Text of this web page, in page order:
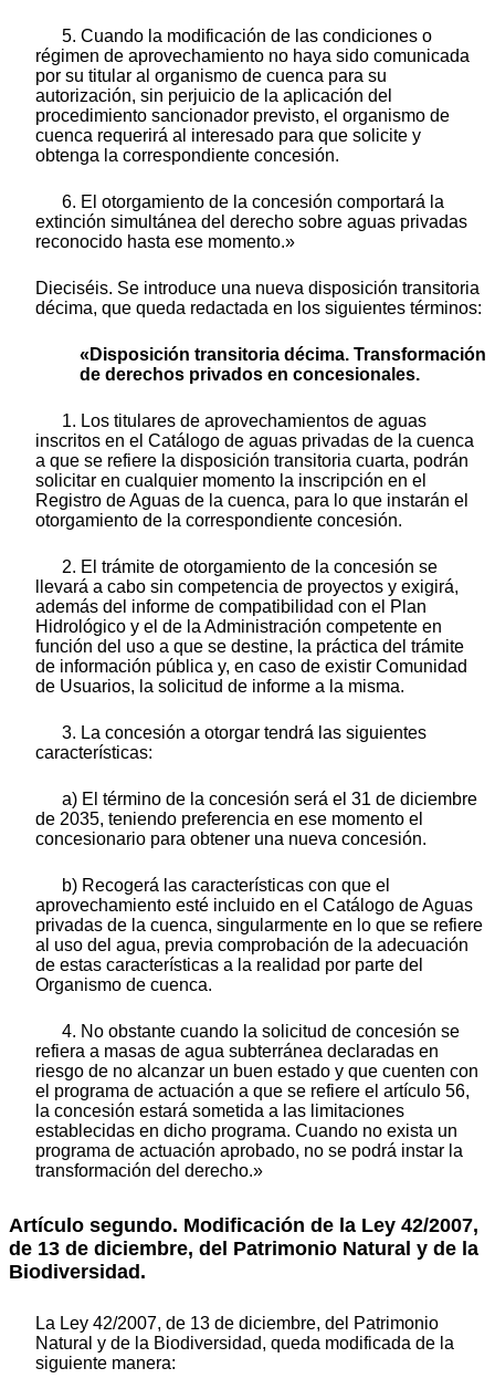
5. Cuando la modificación de las condiciones o
régimen de aprovechamiento no haya sido comunicada
por su titular al organismo de cuenca para su
autorización, sin perjuicio de la aplicación del
procedimiento sancionador previsto, el organismo de
cuenca requerirá al interesado para que solicite y
obtenga la correspondiente concesión.
6. El otorgamiento de la concesión comportará la
extinción simultánea del derecho sobre aguas privadas
reconocido hasta ese momento.»
Dieciséis. Se introduce una nueva disposición transitoria
décima, que queda redactada en los siguientes términos:
«Disposición transitoria décima. Transformación
de derechos privados en concesionales.
1. Los titulares de aprovechamientos de aguas
inscritos en el Catálogo de aguas privadas de la cuenca
a que se refiere la disposición transitoria cuarta, podrán
solicitar en cualquier momento la inscripción en el
Registro de Aguas de la cuenca, para lo que instarán el
otorgamiento de la correspondiente concesión.
2. El trámite de otorgamiento de la concesión se
llevará a cabo sin competencia de proyectos y exigirá,
además del informe de compatibilidad con el Plan
Hidrológico y el de la Administración competente en
función del uso a que se destine, la práctica del trámite
de información pública y, en caso de existir Comunidad
de Usuarios, la solicitud de informe a la misma.
3. La concesión a otorgar tendrá las siguientes
características:
a) El término de la concesión será el 31 de diciembre
de 2035, teniendo preferencia en ese momento el
concesionario para obtener una nueva concesión.
b) Recogerá las características con que el
aprovechamiento esté incluido en el Catálogo de Aguas
privadas de la cuenca, singularmente en lo que se refiere
al uso del agua, previa comprobación de la adecuación
de estas características a la realidad por parte del
Organismo de cuenca.
4. No obstante cuando la solicitud de concesión se
refiera a masas de agua subterránea declaradas en
riesgo de no alcanzar un buen estado y que cuenten con
el programa de actuación a que se refiere el artículo 56,
la concesión estará sometida a las limitaciones
establecidas en dicho programa. Cuando no exista un
programa de actuación aprobado, no se podrá instar la
transformación del derecho.»
Artículo segundo. Modificación de la Ley 42/2007,
de 13 de diciembre, del Patrimonio Natural y de la
Biodiversidad.
La Ley 42/2007, de 13 de diciembre, del Patrimonio
Natural y de la Biodiversidad, queda modificada de la
siguiente manera: